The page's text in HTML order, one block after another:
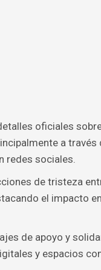
oficiales
a
redes sociales.
de tristeza
el impacto
de apoyo y
y espacios